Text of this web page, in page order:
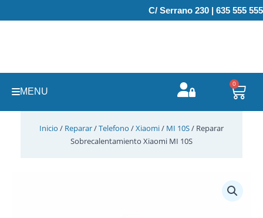
al
C/ Serrano 230 | 635 555 555
MENU
0
Inicio / Reparar/Telefono /Xiaomi/ MI 10S/ Reparar
Sobrecalentamiento Xiaomi MI 10S